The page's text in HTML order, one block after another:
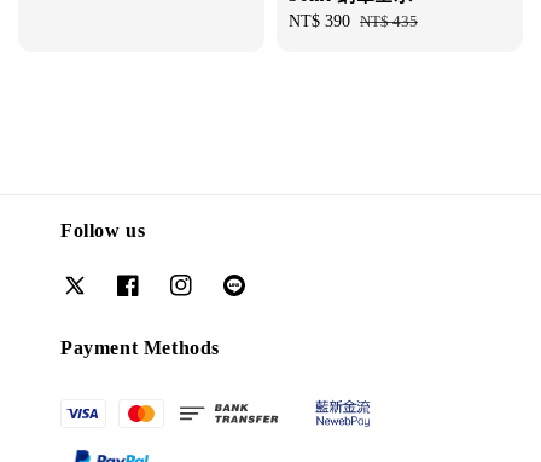
Sale
NT$ 390 Regular
NT$ 435
Follow us
Payment Methods